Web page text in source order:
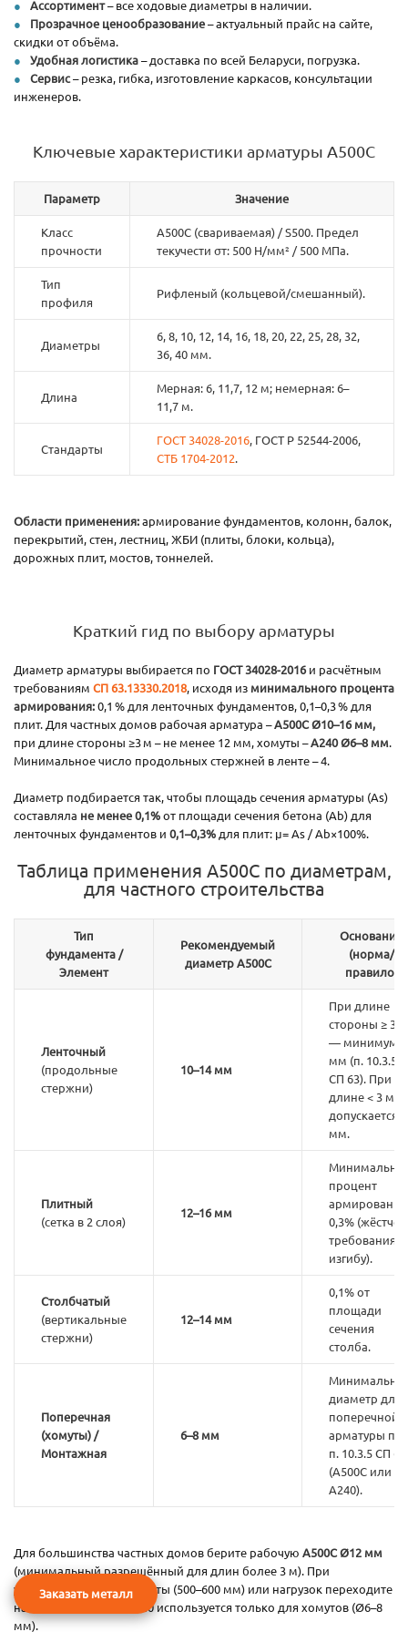
Ассортимент– все ходовые диаметры в наличии.
Прозрачное ценообразование– актуальный прайс на сайте,
скидки от объёма.
Удобная логистика– доставка по всей Беларуси, погрузка.
Сервис– резка, гибка, изготовление каркасов, консультации
инженеров.
Ключевые характеристики арматуры А500С
Параметр Значение
Класс
прочности
А500С (свариваемая) / S500. Предел
текучести σт: 500 Н/мм² / 500 МПа.
Тип
профиля
Рифленый (кольцевой/смешанный).
Диаметры
6, 8, 10, 12, 14, 16, 18, 20, 22, 25, 28, 32,
36, 40 мм.
Длина
Мерная: 6, 11,7, 12 м; немерная: 6–
11,7 м.
Стандарты
ГОСТ 34028-2016, ГОСТ Р 52544-2006,
СТБ 1704-2012.
Области применения:армирование фундаментов, колонн, балок,
перекрытий, стен, лестниц, ЖБИ (плиты, блоки, кольца),
дорожных плит, мостов, тоннелей.
Краткий гид по выбору арматуры
Диаметр арматуры выбирается по ГОСТ 34028-2016и расчётным
требованиям СП 63.13330.2018, исходя из минимального процента
армирования:0,1 % для ленточных фундаментов, 0,1–0,3 % для
плит. Для частных домов рабочая арматура –А500С Ø10–16 мм,
при длине стороны ≥3 м – не менее 12 мм, хомуты –А240 Ø6–8 мм.
Минимальное число продольных стержней в ленте – 4.
Диаметр подбирается так, чтобы площадь сечения арматуры (As)
составляла не менее 0,1%от площади сечения бетона (Ab) для
ленточных фундаментов и 0,1–0,3% для плит: μ= As / Ab×100%.
Таблица применения А500С по диаметрам,
для частного строительства
Тип
фундамента /
Элемент
Рекомендуемый
диаметр А500С
Основание
(норма/
правило)
Ленточный
(продольные
стержни)
10–14 мм
При длине
стороны ≥ 3 м
— минимум
мм (п. 10.3.5
СП 63). При
длине < 3 м —
допускается
мм.
Плитный
(сетка в 2 слоя)
12–16 мм
процент
армирования
0,3% (жёстче
требования к
изгибу).
Столбчатый
(вертикальные
стержни)
12–14 мм
0,1% от
площади
сечения
столба.
Поперечная
(хомуты) /
Монтажная
6–8 мм
диаметр для
поперечной
арматуры по
п. 10.3.5 СП 63
(А500С или
А240).
Для большинства частных домов берите рабочую А500С Ø12 мм
(минимальный разрешённый для длин более 3 м). При
увеличении ширины ленты (500–600 мм) или нагрузок переходите
на
. Гладкая А240 используется только для хомутов (Ø6–8
мм).
Заказать металл